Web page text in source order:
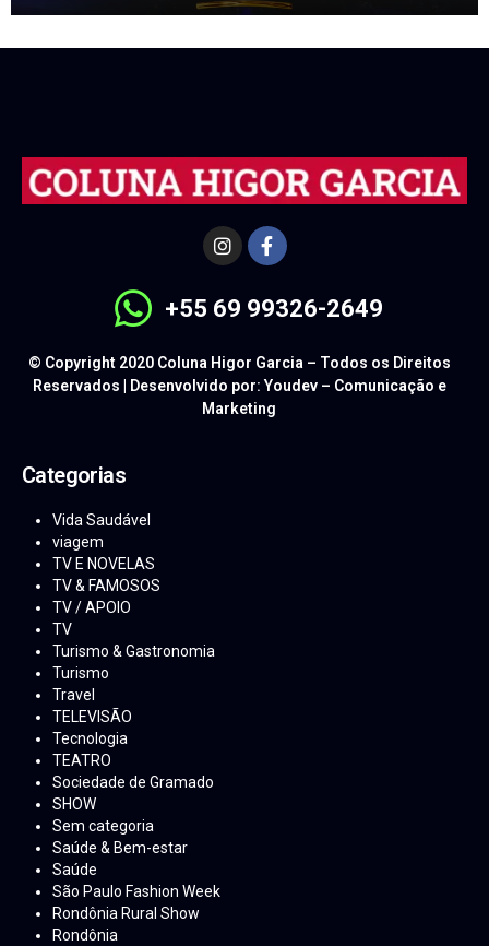
+55 69 99326-2649
© Copyright 2020 Coluna Higor Garcia – Todos os Direitos
Reservados | Desenvolvido por: Youdev – Comunicação e
Marketing
Categorias
Vida Saudável
viagem
TV E NOVELAS
TV & FAMOSOS
TV / APOIO
TV
Turismo & Gastronomia
Turismo
Travel
TELEVISÃO
Tecnologia
TEATRO
Sociedade de Gramado
SHOW
Sem categoria
Saúde & Bem-estar
Saúde
São Paulo Fashion Week
Rondônia Rural Show
Rondônia